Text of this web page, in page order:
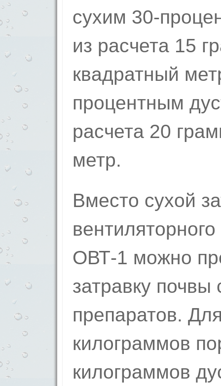
сухим 30-
из расчета 15
квадратный
процентным
расчета 20
метр.
Вместо сухой
ОВТ-1 можно
затравку почвы
препаратов.
килограммов
килограммов